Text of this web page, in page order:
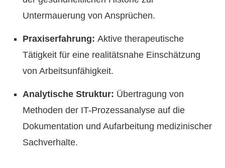
Untermauerung von Ansprüchen.
Praxiserfahrung: Aktive therapeutische
Tätigkeit für eine realitätsnahe Einschätzung
von Arbeitsunfähigkeit.
Analytische Struktur: Übertragung von
Methoden der IT-Prozessanalyse auf die
Dokumentation und Aufarbeitung medizinischer
Sachverhalte.